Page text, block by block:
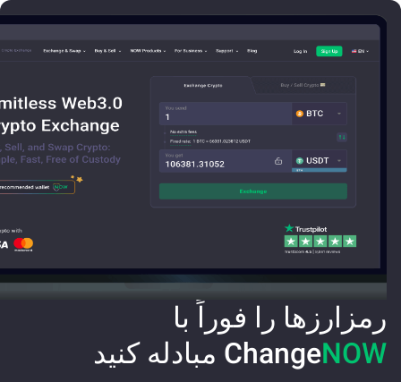
رمزارزها را فوراً با
ChangeNOW مبادله کنید